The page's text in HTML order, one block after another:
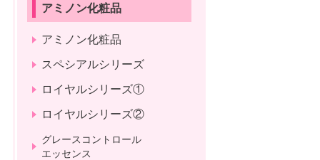
アミノン化粧品
アミノン化粧品
スペシアルシリーズ
ロイヤルシリーズ①
ロイヤルシリーズ②
グレースコントロール
エッセンス